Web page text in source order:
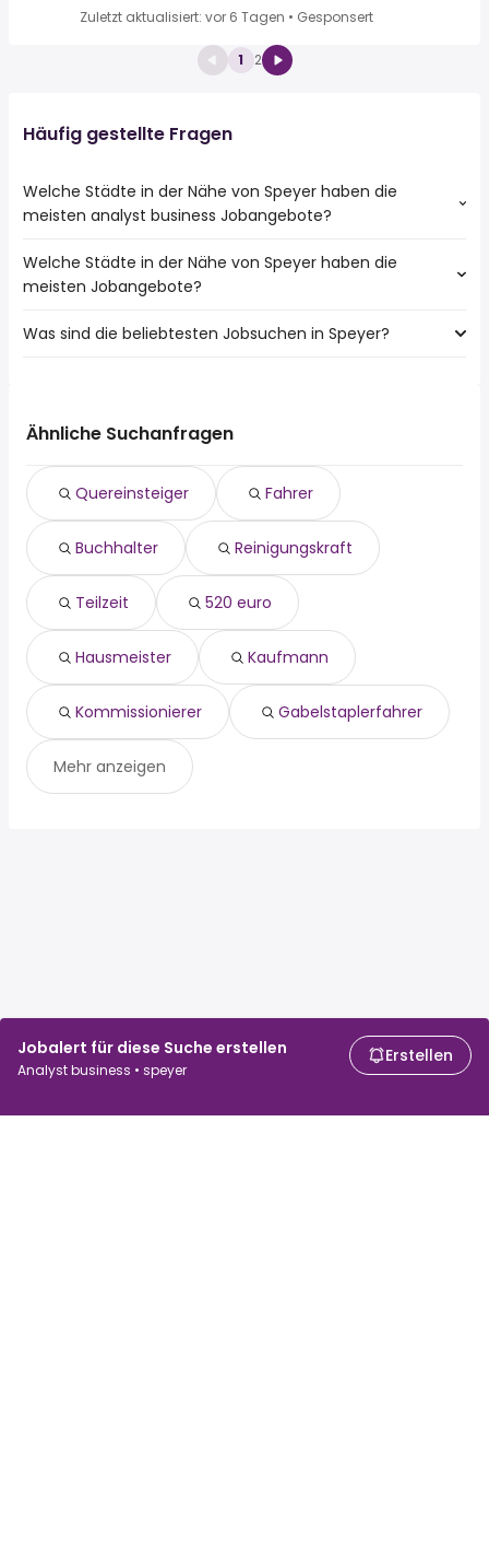
Jobalert für diese Suche erstellen
Analyst business • speyer
Erstellen
Zuletzt aktualisiert: vor 6 Tagen • Gesponsert
1 2
Häufig gestellte Fragen
Welche Städte in der Nähe von Speyer haben die
meisten analyst business Jobangebote?
Städte in der Nähe von Speyer mit den meisten analyst
business Jobs:
Waghäusel
Bellheim
Welche Städte in der Nähe von Speyer haben die
meisten Jobangebote?
10 Städte in der Nähe von Speyer mit den meisten
Hockenheim
Haßloch
Walldorf
Mutterstadt
Ketsch
Limburgerhof
Was sind die beliebtesten Jobsuchen in Speyer?
fahrer
teilzeit
520 euro
hausmeister
kaufmann
kommissionierer
gabelstaplerfahrer
Ähnliche Suchanfragen
Quereinsteiger Fahrer
Buchhalter Reinigungskraft
Teilzeit 520 euro
Hausmeister Kaufmann
Kommissionierer Gabelstaplerfahrer
Mehr anzeigen